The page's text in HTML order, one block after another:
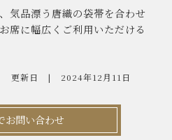
気品漂う唐織の袋帯を合わせ
席に幅広くご利用いただける
更新日 2024年12月11日
お問い合わせ